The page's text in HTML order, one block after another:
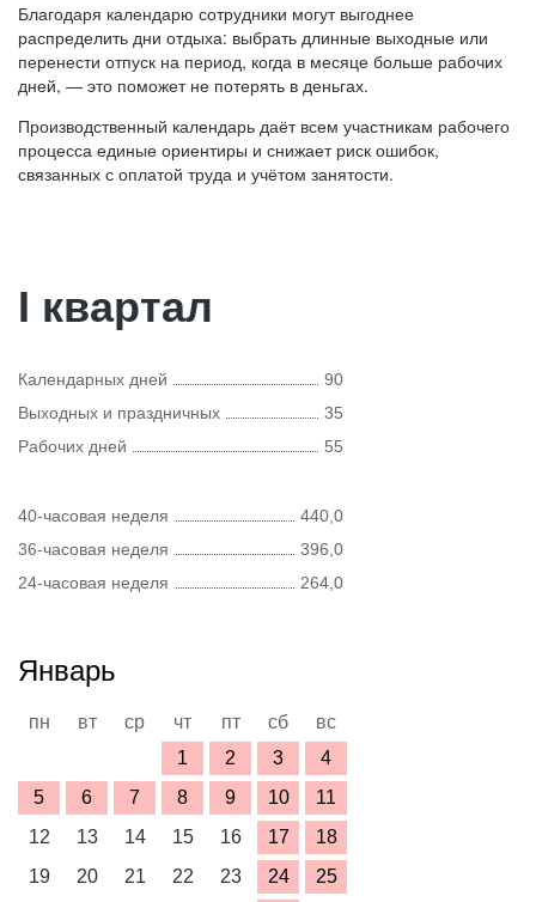
Благодаря календарю сотрудники могут выгоднее
распределить дни отдыха: выбрать длинные выходные или
перенести отпуск на период, когда в месяце больше рабочих
дней, — это поможет не потерять в деньгах.
Производственный календарь даёт всем участникам рабочего
процесса единые ориентиры и снижает риск ошибок,
связанных с оплатой труда и учётом занятости.
I квартал
Календарных дней
90
Выходных и праздничных
35
Рабочих дней
55
40-часовая неделя
440,0
36-часовая неделя
396,0
24-часовая неделя
264,0
Январь
пн вт ср чт пт сб
вс
1
2 3
4
5
6 7 8 9 10
11
12
13 14 15 16 17
18
19
20 21 22 23 24
25